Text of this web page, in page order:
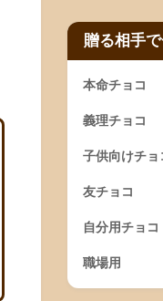
贈る相手
本命チョコ
義理チョコ
子供向けチョ
友チョコ
自分用チョコ
職場用